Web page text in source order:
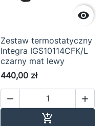

Zestaw termostatyczny
Integra IGS10114CFK/L
czarny mat lewy
440,00 zł
 
